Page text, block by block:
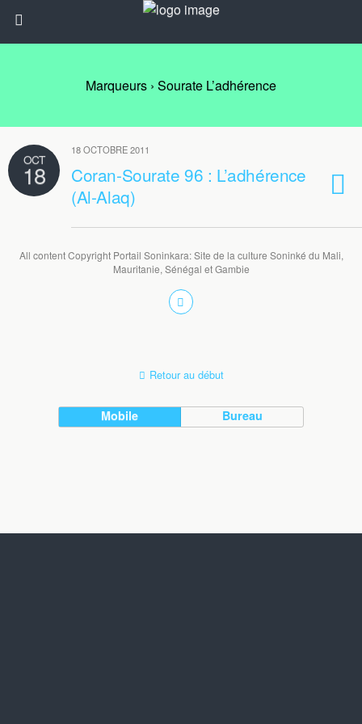
Marqueurs › Sourate L’adhérence
OCT
18
18 OCTOBRE 2011
Coran-Sourate 96 : L’adhérence
(Al-Alaq)
All content Copyright Portail Soninkara: Site de la culture Soninké du Mali,
Mauritanie, Sénégal et Gambie
Retour au début
Mobile Bureau